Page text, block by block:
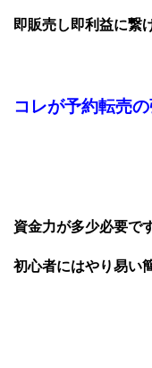
即販売し即利益に繋
コレが予約転売の
資金力が多少必要で
初心者にはやり易い